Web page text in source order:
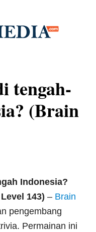
tengah-
(Brain
Indonesia?
143) – Brain
pengembang
Permainan ini